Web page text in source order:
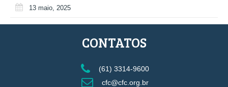
13 maio, 2025
CONTATOS
(61) 3314-9600
cfc@cfc.org.br